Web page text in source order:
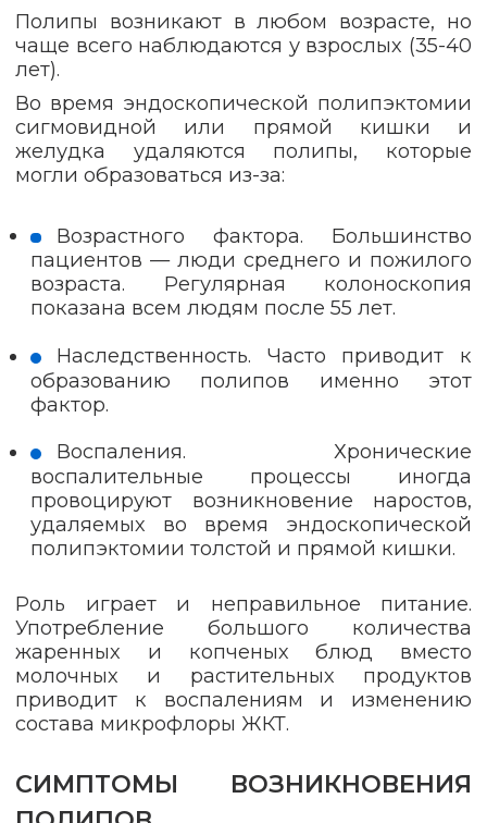
Полипы возникают в любом возрасте, но
чаще всего наблюдаются у взрослых (35-40
лет).
Во время эндоскопической полипэктомии
сигмовидной или прямой кишки и
желудка удаляются полипы, которые
могли образоваться из-за:
Возрастного фактора. Большинство
пациентов — люди среднего и пожилого
возраста. Регулярная колоноскопия
показана всем людям после 55 лет.
Наследственность. Часто приводит к
образованию полипов именно этот
фактор.
Воспаления. Хронические
воспалительные процессы иногда
провоцируют возникновение наростов,
удаляемых во время эндоскопической
полипэктомии толстой и прямой кишки.
Роль играет и неправильное питание.
Употребление большого количества
жаренных и копченых блюд вместо
молочных и растительных продуктов
приводит к воспалениям и изменению
состава микрофлоры ЖКТ.
СИМПТОМЫ ВОЗНИКНОВЕНИЯ